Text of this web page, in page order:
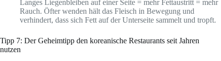
Langes Liegenbleiben auf einer Seite = mehr Fettaustritt = mehr
Rauch. Öfter wenden hält das Fleisch in Bewegung und
verhindert, dass sich Fett auf der Unterseite sammelt und tropft.
Tipp 7: Der Geheimtipp den koreanische Restaurants seit Jahren
nutzen